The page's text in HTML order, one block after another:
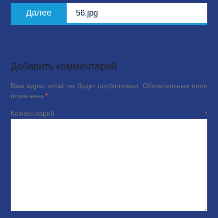
Далее
запись:
56.jpg
Добавить комментарий
Ваш адрес email не будет опубликован. Обязательные поля
помечены *
Комментарий*